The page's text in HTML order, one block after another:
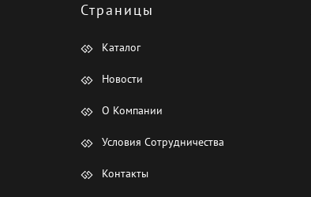
Страницы
Каталог
Новости
О Компании
Условия Сотрудничества
Контакты